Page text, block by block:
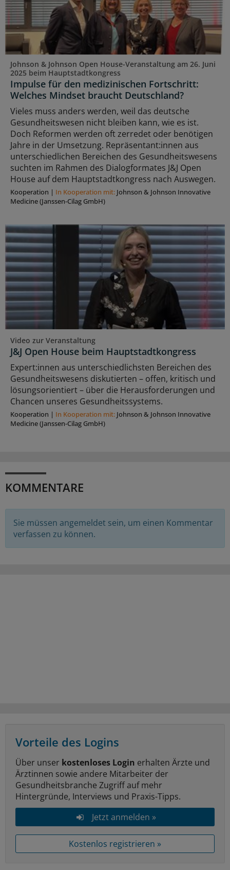
Johnson & Johnson Open House-Veranstaltung am 26. Juni
2025 beim Hauptstadtkongress
Impulse für den medizinischen Fortschritt:
Welches Mindset braucht Deutschland?
Vieles muss anders werden, weil das deutsche
Gesundheitswesen nicht bleiben kann, wie es ist.
Doch Reformen werden oft zerredet oder benötigen
Jahre in der Umsetzung. Repräsentant:innen aus
unterschiedlichen Bereichen des Gesundheitswesens
suchten im Rahmen des Dialogformates J&J Open
House auf dem Hauptstadtkongress nach Auswegen.
Kooperation | In Kooperation mit: Johnson & Johnson Innovative
Medicine (Janssen-Cilag GmbH)
Video zur Veranstaltung
J&J Open House beim Hauptstadtkongress
Expert:innen aus unterschiedlichsten Bereichen des
Gesundheitswesens diskutierten – offen, kritisch und
lösungsorientiert – über die Herausforderungen und
Chancen unseres Gesundheitssystems.
Kooperation | In Kooperation mit: Johnson & Johnson Innovative
Medicine (Janssen-Cilag GmbH)
KOMMENTARE
Sie müssen angemeldet sein, um einen Kommentar
verfassen zu können.
Vorteile des Logins
Über unser kostenloses Login erhalten Ärzte und
Ärztinnen sowie andere Mitarbeiter der
Gesundheitsbranche Zugriff auf mehr
Hintergründe, Interviews und Praxis-Tipps.
Jetzt anmelden »
Kostenlos registrieren »